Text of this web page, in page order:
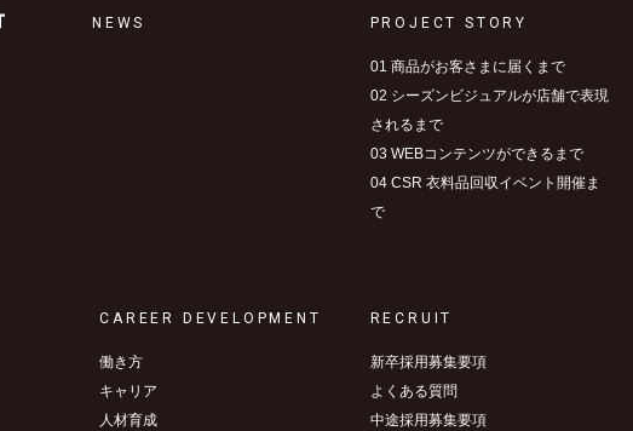
NEWS PROJECT STORY
01 商品がお客さまに届くまで
02 シーズンビジュアルが店舗で表現
されるまで
03 WEBコンテンツができるまで
04 CSR 衣料品回収イベント開催ま
で
CAREER DEVELOPMENT
働き方
キャリア
人材育成
RECRUIT
新卒採用募集要項
よくある質問
中途採用募集要項